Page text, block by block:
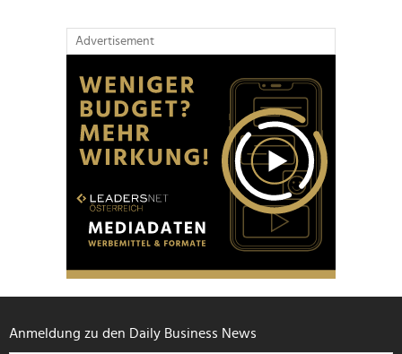
Advertisement
Anmeldung zu den Daily Business News